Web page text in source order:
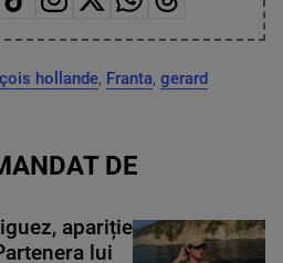
hollande, Franta, gerard
DE
apariție
lui